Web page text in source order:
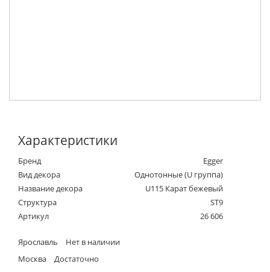
Характеристики
Бренд
Egger
Вид декора
Однотонные (U группа)
Название декора
U115 Карат бежевый
Структура
ST9
Артикул
26 606
Ярославль
Нет в наличии
Москва
Достаточно